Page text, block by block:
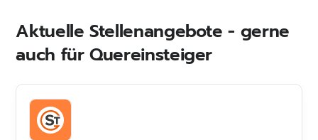
Aktuelle Stellenangebote - gerne
auch für Quereinsteiger